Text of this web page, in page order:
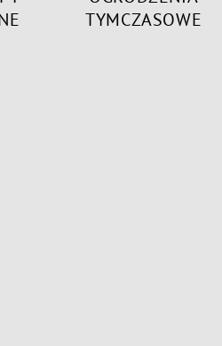
TYMCZASOWE